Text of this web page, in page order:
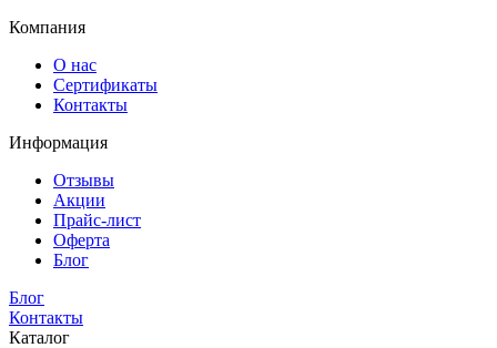
Компания
О нас
Сертификаты
Контакты
Информация
Отзывы
Акции
Прайс-лист
Оферта
Блог
Блог
Контакты
Каталог